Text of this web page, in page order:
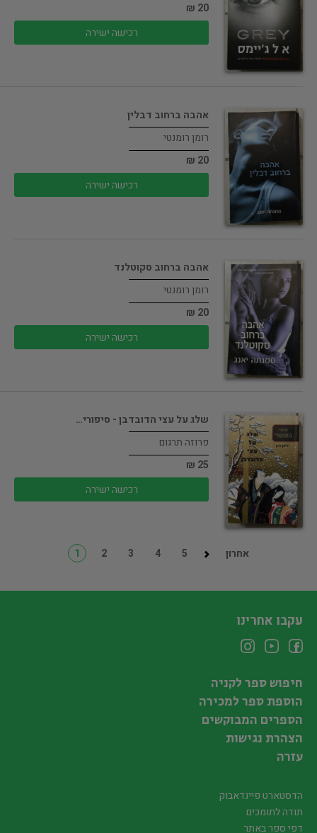
20 ₪
רכישה ישירה
אהבה ברחוב דבלין
רומן רומנטי
20 ₪
רכישה ישירה
אהבה ברחוב סקוטלנד
רומן רומנטי
20 ₪
רכישה ישירה
שלג על עצי הדובדבן - סיפורי…
פרוזה תרגום
25 ₪
רכישה ישירה
1 2 3 4 5 אחרון
עקבו אחרינו
חיפוש ספר לקניה
הוספת ספר למכירה
הספרים המבוקשים
הצהרת נגישות
עזרה
הדסטארט פיינדאבוק
תודה לתומכים
דפי ספר באתר